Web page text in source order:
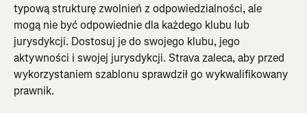
typową strukturę zwolnień z odpowiedzialności, ale
mogą nie być odpowiednie dla każdego klubu lub
jurysdykcji. Dostosuj je do swojego klubu, jego
aktywności i swojej jurysdykcji. Strava zaleca, aby przed
wykorzystaniem szablonu sprawdził go wykwalifikowany
prawnik.